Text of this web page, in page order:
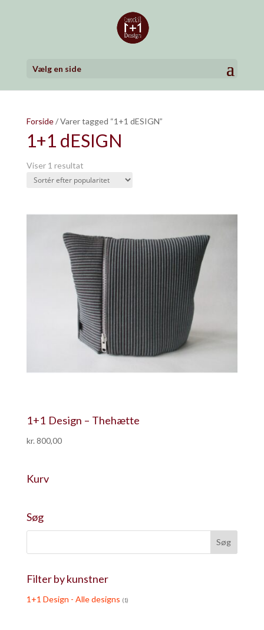
Vælg en side
Forside/ Varer tagged “1+1 dESIGN”
1+1 dESIGN
Viser 1 resultat
1+1 Design – Thehætte
kr. 800,00
Kurv
Søg
Filter by kunstner
1+1 Design - Alle designs (1)